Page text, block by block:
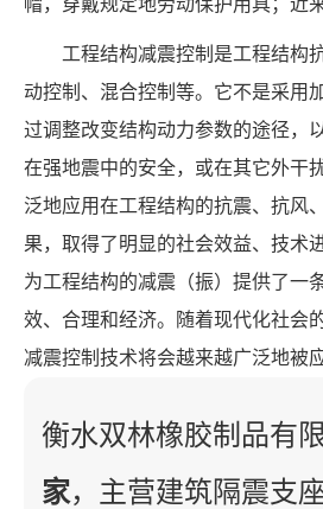
工程结构减震控制是工程结构
动控制、混合控制等。它不是采用
过调整改变结构动力参数的途径，
在强地震中的安全，或在其它外干
泛地应用在工程结构的抗震、抗风
果，取得了明显的社会效益、技术
为工程结构的减震（振）提供了一
效、合理和经济。随着现代化社会
减震控制技术将会越来越广泛地被应
衡水双林橡胶制品有
家，主营建筑隔震支